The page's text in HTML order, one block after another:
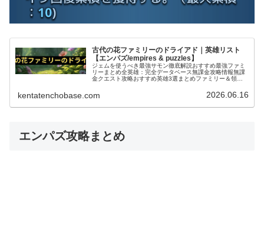
古代の花ファミリーのドライアド｜英雄リスト
【エンパズ/empires & puzzles】
ジェムを使うべき最強サモン徹底解説おすすめ最強ファミ
リーまとめ全英雄：完全データベース無課金攻略情報無課
金クエスト攻略おすすめ英雄3選まとめファミリー＆領域
kentatenchobase.com 2026.06.16
エンパズ攻略まとめ